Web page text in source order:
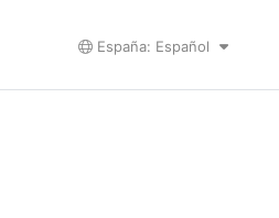
España: Español